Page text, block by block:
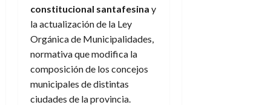
constitucional santafesina y
la actualización de la Ley
Orgánica de Municipalidades,
normativa que modifica la
composición de los concejos
municipales de distintas
ciudades de la provincia.